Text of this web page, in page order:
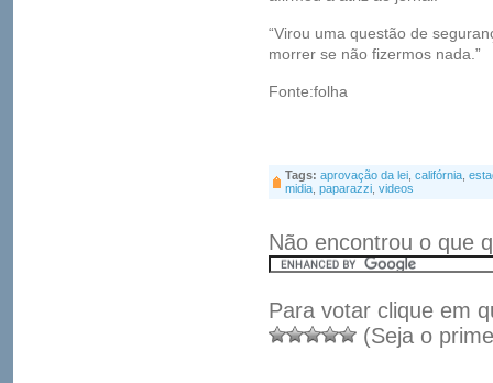
“Virou uma questão de
morrer se não fizermos nada.”
Fonte:folha
Tags: aprovação da lei califórnia
midia paparazzi videos
Não encontrou o que
Para votar clique em
(Seja o